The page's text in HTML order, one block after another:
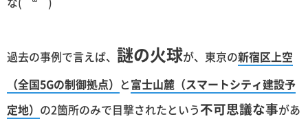
過去の事例で言えば、 謎の火球が、東京の新宿区上空
（全国5Gの制御拠点） と富士山麓（スマートシティ建設予
定地） の2箇所のみで目撃されたという不可思議な事があ